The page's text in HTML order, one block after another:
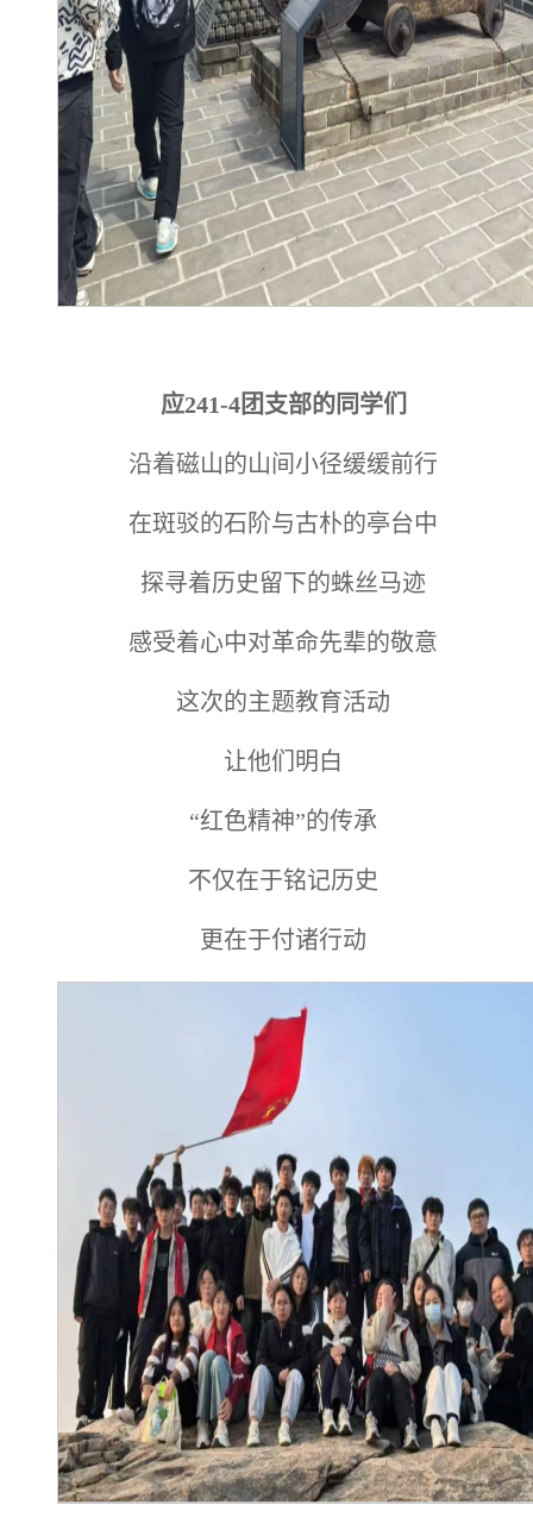
应241-4团支部的同学们
沿着磁山的山间小径缓缓前行
在斑驳的石阶与古朴的亭台中
探寻着历史留下的蛛丝马迹
感受着心中对革命先辈的敬意
这次的主题教育活动
让他们明白
“红色精神”的传承
不仅在于铭记历史
更在于付诸行动